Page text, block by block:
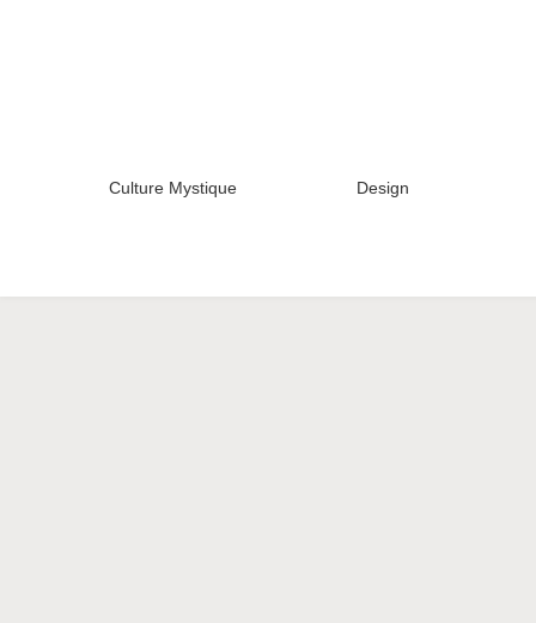
Culture Mystique Design